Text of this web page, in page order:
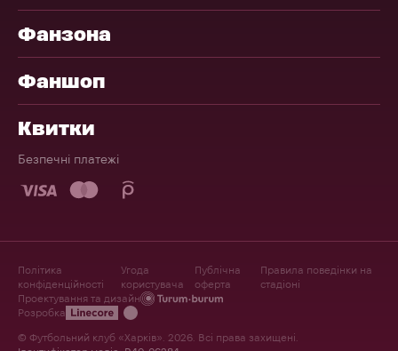
Фанзона
Фаншоп
Квитки
Безпечні платежі
Політика
конфіденційності
Угода
користувача
Публічна
оферта
Правила поведінки на
стадіоні
Проектування та дизайн
Розробка
© Футбольний клуб «Харків». 2026. Всі права захищені.